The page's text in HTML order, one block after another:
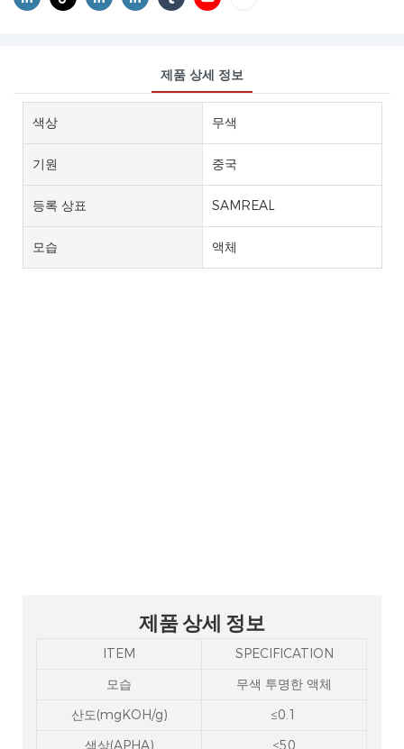
제품 상세 정보
색상 무색
기원 중국
등록 상표 SAMREAL
모습 액체
제품 상세 정보
ITEM
SPECIFICATION
모습
무색 투명한 액체
산도(mgKOH/g)
≤0.1
색상(APHA)
≤50